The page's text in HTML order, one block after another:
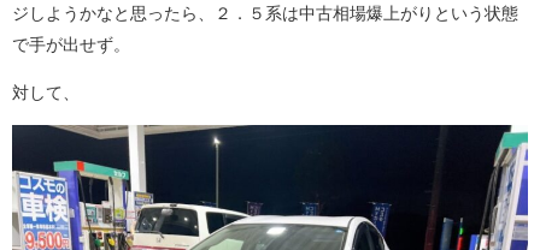
ジしようかなと思ったら、２．５系は中古相場爆上がりという状態
で手が出せず。
対して、